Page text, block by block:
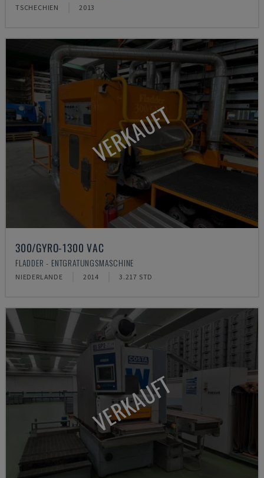
TSCHECHIEN 2013
VERKAUFT
300/GYRO-1300 VAC
FLADDER - ENTGRATUNGSMASCHINE
NIEDERLANDE 2014 3.217 STD
VERKAUFT